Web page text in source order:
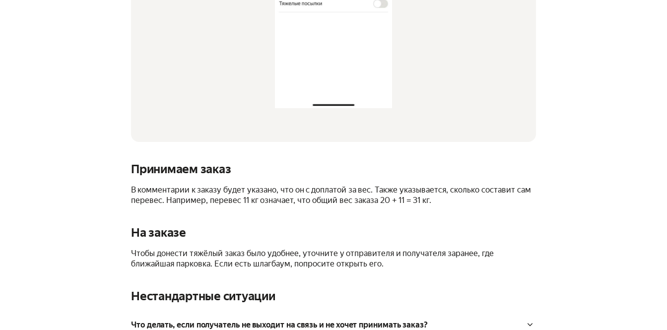
Принимаем заказ
В комментарии к заказу будет указано, что он с доплатой за вес. Также указывается, сколько составит сам
перевес. Например, перевес 11 кг означает, что общий вес заказа 20 + 11 = 31 кг.
На заказе
Чтобы донести тяжёлый заказ было удобнее, уточните у отправителя и получателя заранее, где
ближайшая парковка. Если есть шлагбаум, попросите открыть его.
Нестандартные ситуации
Что делать, если получатель не выходит на связь и не хочет принимать заказ?